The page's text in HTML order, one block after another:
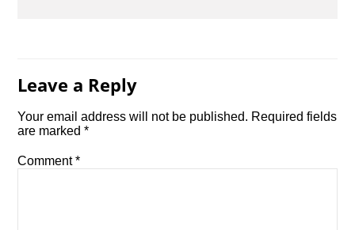
Leave a Reply
Your email address will not be published. Required fields
are marked*
Comment*